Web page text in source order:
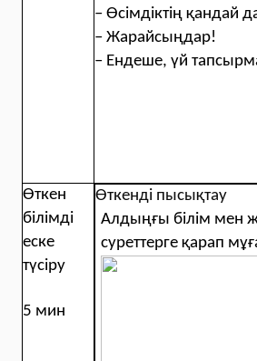
– Өсімдіктің қандай
– Жарайсыңдар!
– Ендеше, үй
Өткен
білімді
еске
түсіру
5 мин
Өткенді пысықтау
Алдыңғы білім мен
суреттерге қарап